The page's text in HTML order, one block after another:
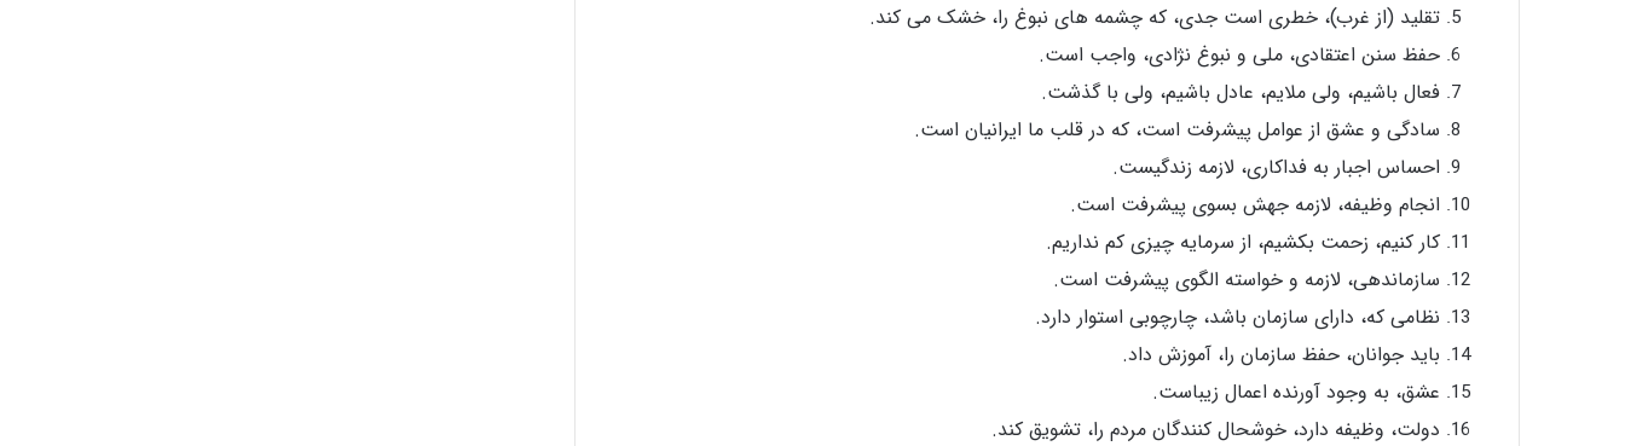
تقلید (از غرب)، خطری است جدی، که چشمه های نبوغ را، خشک می کند.
حفظ سنن اعتقادی، ملی و نبوغ نژادی، واجب است.
فعال باشیم، ولی ملایم، عادل باشیم، ولی با گذشت.
سادگی و عشق از عوامل پیشرفت است، که در قلب ما ایرانیان است.
احساس اجبار به فداکاری، لازمه زندگیست.
انجام وظیفه، لازمه جهش بسوی پیشرفت است.
کار کنیم، زحمت بکشیم، از سرمایه چیزی کم نداریم.
سازماندهی، لازمه و خواسته الگوی پیشرفت است.
نظامی که، دارای سازمان باشد، چارچوبی استوار دارد.
باید جوانان، حفظ سازمان را، آموزش داد.
عشق، به وجود آورنده اعمال زیباست.
دولت، وظیفه دارد، خوشحال کنندگان مردم را، تشویق کند.